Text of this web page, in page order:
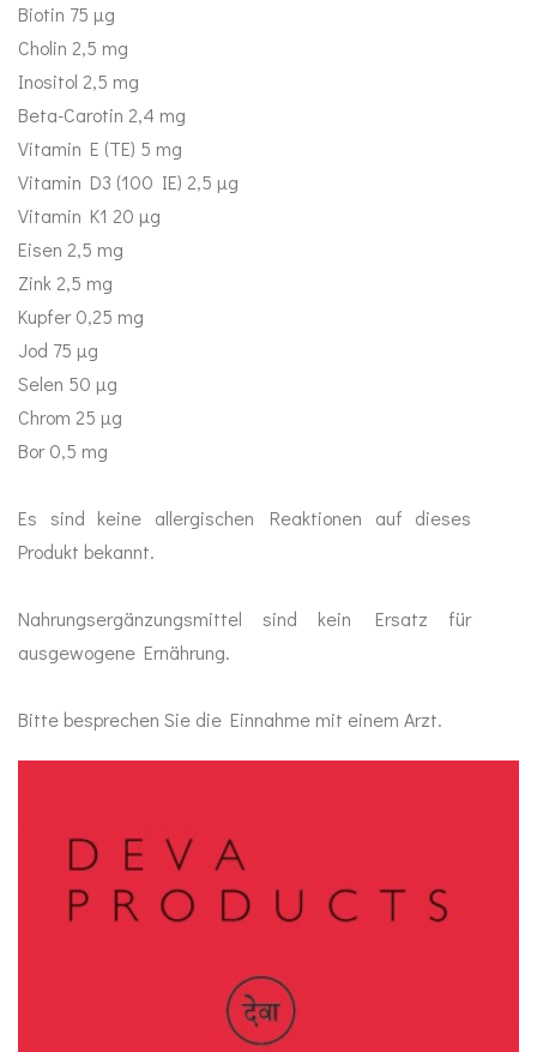
Biotin 75 μg
Cholin 2,5 mg
Inositol 2,5 mg
Beta-Carotin 2,4 mg
Vitamin E (TE) 5 mg
Vitamin D3 (100 IE) 2,5 μg
Vitamin K1 20 μg
Eisen 2,5 mg
Zink 2,5 mg
Kupfer 0,25 mg
Jod 75 μg
Selen 50 μg
Chrom 25 μg
Bor 0,5 mg
Es sind keine allergischen Reaktionen auf dieses
Produkt bekannt.
Nahrungsergänzungsmittel sind kein Ersatz für
ausgewogene Ernährung.
Bitte besprechen Sie die Einnahme mit einem Arzt.